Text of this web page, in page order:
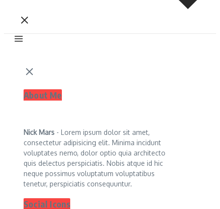
About Me
Nick Mars - Lorem ipsum dolor sit amet,
consectetur adipisicing elit. Minima incidunt
voluptates nemo, dolor optio quia architecto
quis delectus perspiciatis. Nobis atque id hic
neque possimus voluptatum voluptatibus
tenetur, perspiciatis consequuntur.
Social Icons